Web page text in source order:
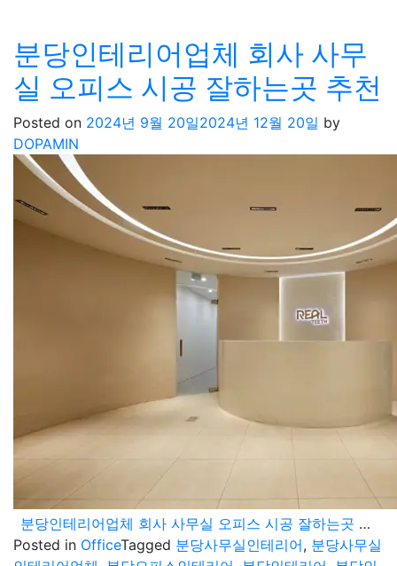
분당인테리어업체 회사 사무
실 오피스 시공 잘하는곳 추천
Posted on 2024년 9월 20일2024년 12월 20일 by
DOPAMIN
분당인테리어업체 회사 사무실 오피스 시공 잘하는곳 추천
Posted in OfficeTagged 분당사무실인테리어, 분당사무실